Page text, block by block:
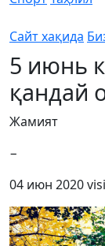
Сайт хақида
5 июнь
қандай
Жамият
−
04 июн 2020